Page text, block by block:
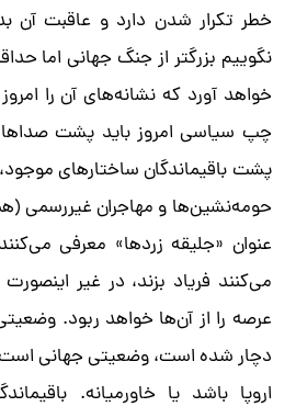
خطر تکرار شدن دارد و عاقبت آن
نگوییم بزرگتر از جنگ جهانی اما
خواهد آورد که نشانه‌های آن را
چپ سیاسی امروز باید پشت
پشت باقیماندگان ساختارهای
حومه‌نشین‌ها و مهاجران غیررسمی
عنوان «جلیقه زردها» معرفی
می‌کنند فریاد بزند، در غیر
عرصه را از آن‌ها خواهد ربود.
دچار شده است، وضعیتی جهانی
اروپا باشد یا خاورمیانه.